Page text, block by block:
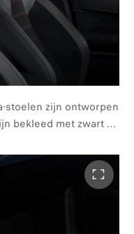
stoelen zijn ontworpen
bekleed met zwart en
rode stiksels
uit.